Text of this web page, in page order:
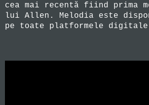
cea mai recentă fiind prima
lui Allen. Melodia este
pe toate platformele